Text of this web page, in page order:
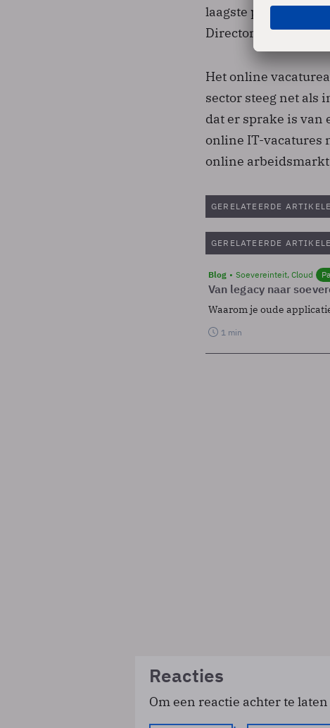
laagste punt achter
Director van
Het online
sector steeg net als
dat er sprake is van
online IT-vacatures
online arbeidsmarkt
GERELATEERDE
GERELATEERDE
Blog Soevereinteit, Cloud
Van legacy naar
Waarom je oude
1 min
Reacties
Om een reactie achter te